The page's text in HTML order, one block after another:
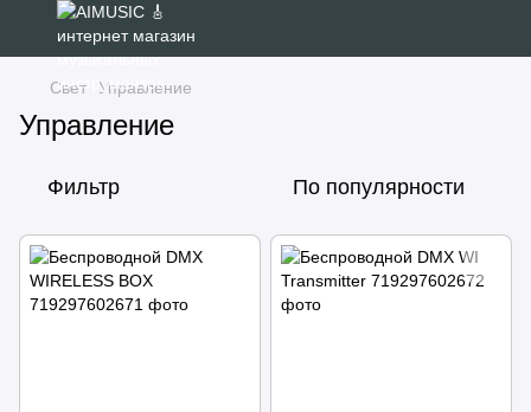
Свет Управление
Управление
Фильтр По популярности